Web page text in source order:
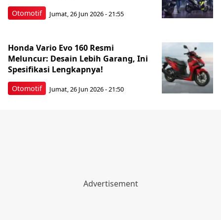
Otomotif Jumat, 26 Jun 2026 - 21:55
Otomotif
Honda Vario Evo 160 Resmi
Meluncur: Desain Lebih Garang, Ini
Spesifikasi Lengkapnya!
Jumat, 26 Jun 2026 - 21:50